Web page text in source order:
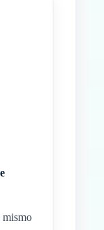
mismo